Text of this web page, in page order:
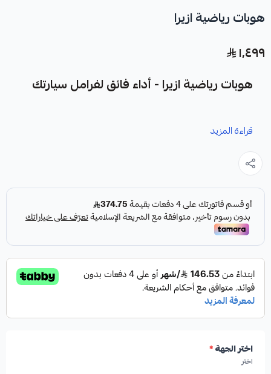
هوبات رياضية ازيرا
١٬٤٩٩
هوبات رياضية ازيرا - أداء فائق لفرامل سيارتك
مصممة خصيصاً لتعزيز أداء نظام الفرامل في سيارتك.
المواصفات والمميزات:
✓تصميم رياضي مخرم ومخطط لتهوية فائقة.
✓صناعة أمريكية عالية الجودة.
قراءة المزيد
اختر الجهة*
اختر